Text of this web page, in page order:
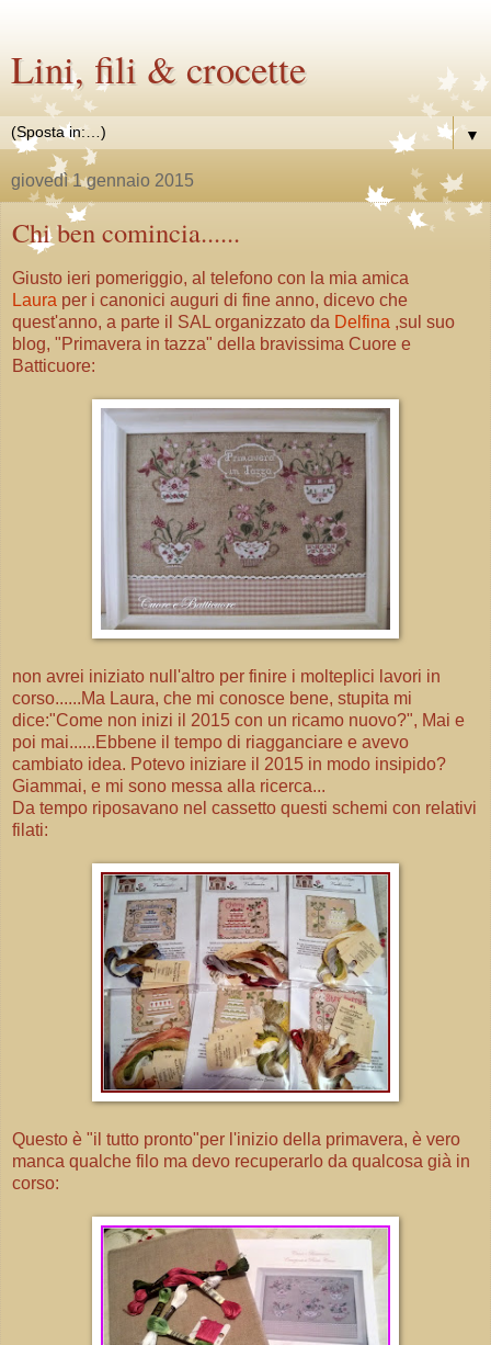
Lini, fili & crocette
▼
giovedì 1 gennaio 2015
Chi ben comincia......
Giusto ieri pomeriggio, al telefono con la mia amica
Laura per i canonici auguri di fine anno, dicevo che
quest'anno, a parte il SAL organizzato da Delfina ,sul suo
blog, "Primavera in tazza" della bravissima Cuore e
Batticuore:
non avrei iniziato null'altro per finire i molteplici lavori in
corso......Ma Laura, che mi conosce bene, stupita mi
dice:"Come non inizi il 2015 con un ricamo nuovo?", Mai e
poi mai......Ebbene il tempo di riagganciare e avevo
cambiato idea. Potevo iniziare il 2015 in modo insipido?
Giammai, e mi sono messa alla ricerca...
Da tempo riposavano nel cassetto questi schemi con relativi
filati:
Questo è "il tutto pronto"per l'inizio della primavera, è vero
manca qualche filo ma devo recuperarlo da qualcosa già in
corso: